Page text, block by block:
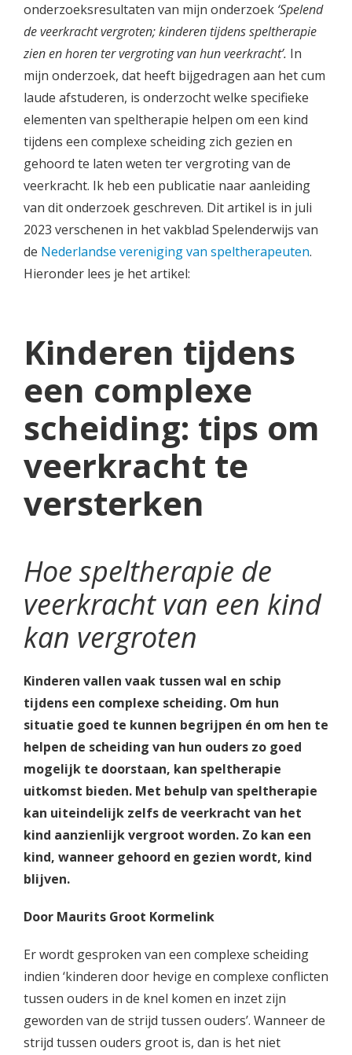
onderzoeksresultaten van mijn onderzoek ‘Spelend
de veerkracht vergroten; kinderen tijdens speltherapie
zien en horen ter vergroting van hun veerkracht’. In
mijn onderzoek, dat heeft bijgedragen aan het cum
laude afstuderen, is onderzocht welke specifieke
elementen van speltherapie helpen om een kind
tijdens een complexe scheiding zich gezien en
gehoord te laten weten ter vergroting van de
veerkracht. Ik heb een publicatie naar aanleiding
van dit onderzoek geschreven. Dit artikel is in juli
2023 verschenen in het vakblad Spelenderwijs van
de Nederlandse vereniging van speltherapeuten.
Hieronder lees je het artikel:
Kinderen tijdens
een complexe
scheiding: tips om
veerkracht te
versterken
Hoe speltherapie de
veerkracht van een kind
kan vergroten
Kinderen vallen vaak tussen wal en schip
tijdens een complexe scheiding. Om hun
situatie goed te kunnen begrijpen én om hen te
helpen de scheiding van hun ouders zo goed
mogelijk te doorstaan, kan speltherapie
uitkomst bieden. Met behulp van speltherapie
kan uiteindelijk zelfs de veerkracht van het
kind aanzienlijk vergroot worden. Zo kan een
kind, wanneer gehoord en gezien wordt, kind
blijven.
Door Maurits Groot Kormelink
Er wordt gesproken van een complexe scheiding
indien ‘kinderen door hevige en complexe conflicten
tussen ouders in de knel komen en inzet zijn
geworden van de strijd tussen ouders’. Wanneer de
strijd tussen ouders groot is, dan is het niet